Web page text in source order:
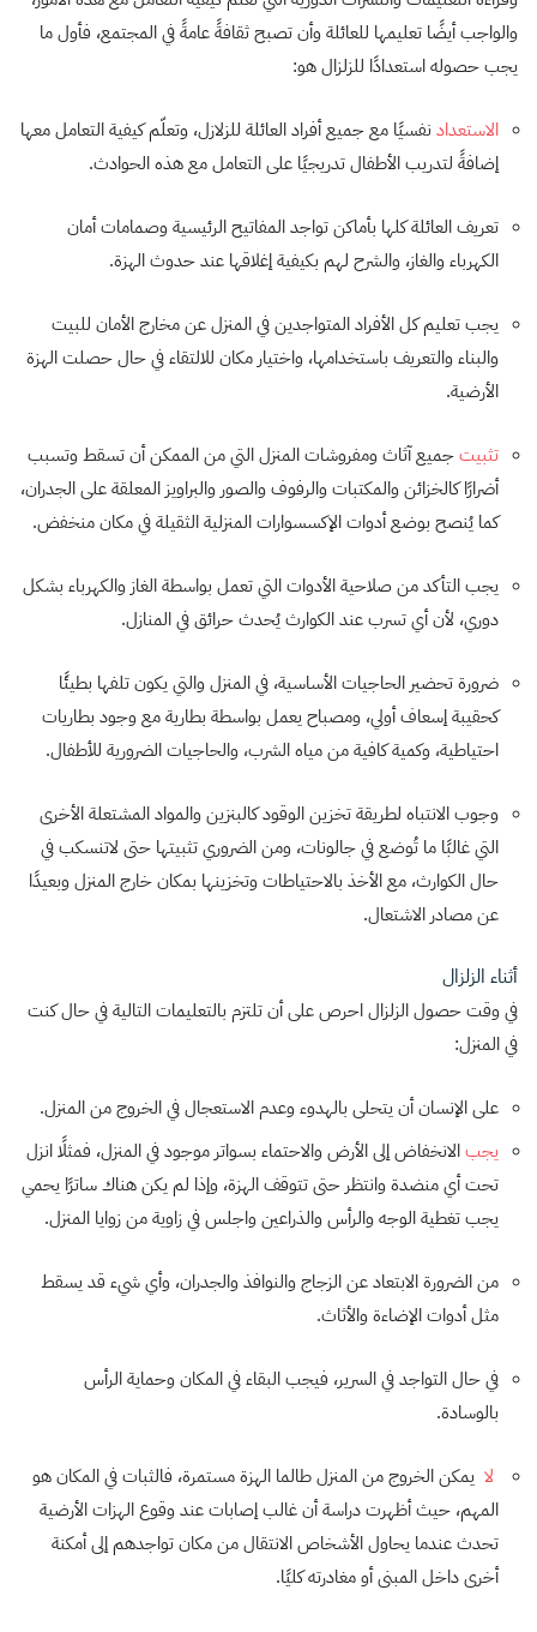
والواجب أيضًا تعليمها للعائلة وأن تصبح ثقافةً عامةً في المجتمع، فأول ما
يجب حصوله استعدادًا للزلزال هو:
الاستعداد نفسيًا مع جميع أفراد العائلة للزلازل، وتعلّم كيفية التعامل معها
إضافةً لتدريب الأطفال تدريجيًا على التعامل مع هذه الحوادث.
تعريف العائلة كلها بأماكن تواجد المفاتيح الرئيسية وصمامات أمان
الكهرباء والغاز، والشرح لهم بكيفية إغلاقها عند حدوث الهزة.
يجب تعليم كل الأفراد المتواجدين في المنزل عن مخارج الأمان للبيت
والبناء والتعريف باستخدامها، واختيار مكان للالتقاء في حال حصلت الهزة
الأرضية.
تثبيتجميع آثاث ومفروشات المنزل التي من الممكن أن تسقط وتسبب
أضرارًا كالخزائن والمكتبات والرفوف والصور والبراويز المعلقة على الجدران،
كما يُنصح بوضع أدوات الإكسسوارات المنزلية الثقيلة في مكان منخفض.
يجب التأكد من صلاحية الأدوات التي تعمل بواسطة الغاز والكهرباء بشكل
دوري، لأن أي تسرب عند الكوارث يُحدث حرائق في المنازل.
ضرورة تحضير الحاجيات الأساسية، في المنزل والتي يكون تلفها بطيئًا
كحقيبة إسعاف أولي، ومصباح يعمل بواسطة بطارية مع وجود بطاريات
احتياطية، وكمية كافية من مياه الشرب، والحاجيات الضرورية للأطفال.
وجوب الانتباه لطريقة تخزين الوقود كالبنزين والمواد المشتعلة الأخرى
التي غالبًا ما تُوضع في جالونات، ومن الضروري تثبيتها حتى لاتنسكب في
حال الكوارث، مع الأخذ بالاحتياطات وتخزينها بمكان خارج المنزل وبعيدًا
عن مصادر الاشتعال.
أثناء الزلزال
في وقت حصول الزلزال احرص على أن تلتزم بالتعليمات التالية في حال كنت
في المنزل:
على الإنسان أن يتحلى بالهدوء وعدم الاستعجال في الخروج من المنزل.
يجبالانخفاض إلى الأرض والاحتماء بسواتر موجود في المنزل، فمثلًا انزل
تحت أي منضدة وانتظر حتى تتوقف الهزة، وإذا لم يكن هناك ساترًا يحمي
يجب تغطية الوجه والرأس والذراعين واجلس في زاوية من زوايا المنزل.
من الضرورة الابتعاد عن الزجاج والنوافذ والجدران، وأي شيء قد يسقط
مثل أدوات الإضاءة والأثاث.
في حال التواجد في السرير، فيجب البقاء في المكان وحماية الرأس
بالوسادة.
لا يمكن الخروج من المنزل طالما الهزة مستمرة، فالثبات في المكان هو
المهم، حيث أظهرت دراسة أن غالب إصابات عند وقوع الهزات الأرضية
تحدث عندما يحاول الأشخاص الانتقال من مكان تواجدهم إلى أمكنة
أخرى داخل المبنى أو مغادرته كليًا.